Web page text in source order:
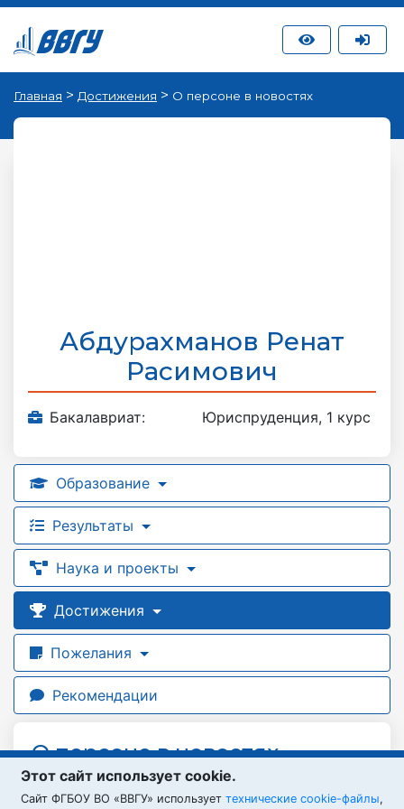
Главная > Достижения > О персоне в новостях
Абдурахманов Ренат
Расимович
Бакалавриат: Юриспруденция, 1 курс
Образование
Результаты
Наука и проекты
Достижения
Пожелания
Рекомендации
О персоне в новостях
нет данных об упоминании студента в
новостях или событиях университета
Этот сайт использует cookie.
Cайт ФГБОУ ВО «ВВГУ» использует технические cookie-файлы,